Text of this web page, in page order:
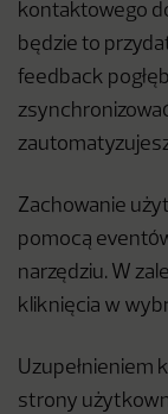
kontaktowego
będzie to
feedback
Zachowanie
pomocą
narzędziu. W
kliknięcia w
Uzupełnieniem
strony